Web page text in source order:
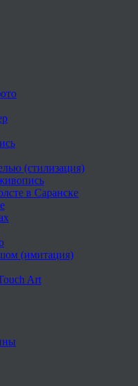
(стилизация)
в Саранске
(имитация)
Art